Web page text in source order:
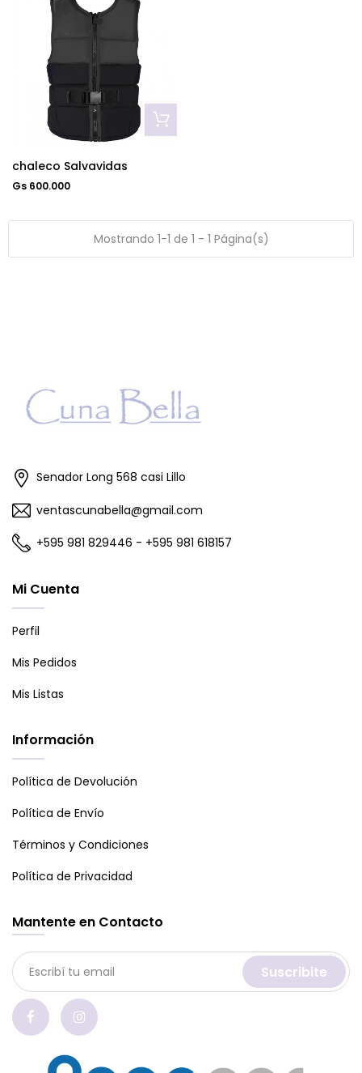
chaleco Salvavidas
Gs 600.000
Mostrando 1-1 de 1 - 1 Página(s)
Senador Long 568 casi Lillo
ventascunabella@gmail.com
+595 981 829446 - +595 981 618157
Mi Cuenta
Perfil
Mis Pedidos
Mis Listas
Información
Política de Devolución
Política de Envío
Términos y Condiciones
Política de Privacidad
Mantente en Contacto
Suscribite